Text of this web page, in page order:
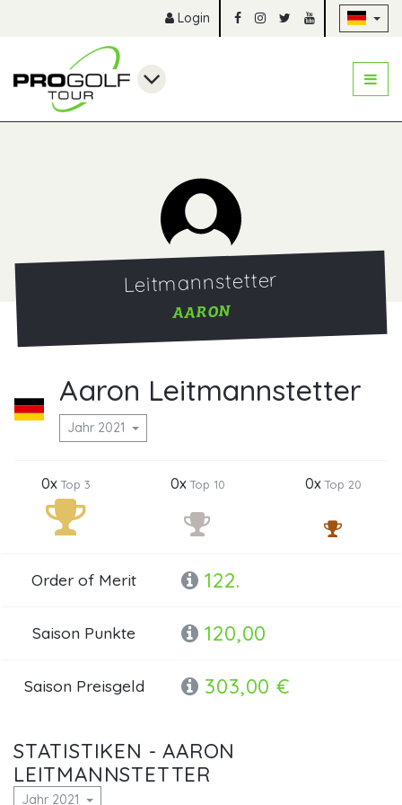
Login
Leitmannstetter
AARON
Aaron Leitmannstetter
Jahr 2021
0xTop 3 0xTop 10 0xTop 20
Order of Merit 122.
Saison Punkte 120,00
Saison Preisgeld 303,00 €
STATISTIKEN - AARON
LEITMANNSTETTER
Jahr 2021